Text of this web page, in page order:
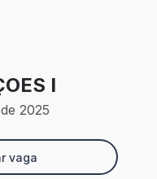
I
2025
vaga